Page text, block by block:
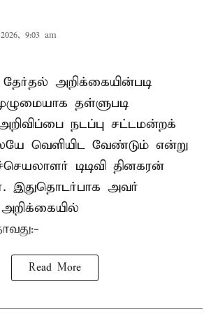
9:03 am
அறிக்கையின்படி
தள்ளுபடி
நடப்பு சட்டமன்றக்
வெளியிட வேண்டும் என்று
டிடிவி தினகரன்
இதுதொடர்பாக அவர்
Read More